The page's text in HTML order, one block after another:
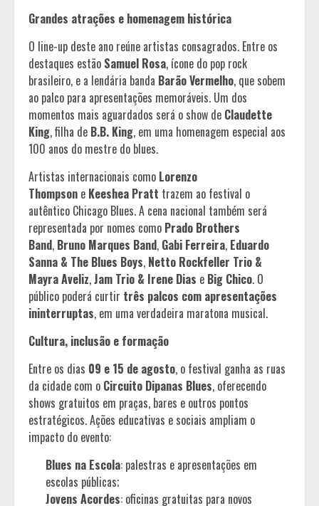
Grandes atrações e homenagem histórica
O line-up deste ano reúne artistas consagrados. Entre os
destaques estão Samuel Rosa, ícone do pop rock
brasileiro, e a lendária banda Barão Vermelho, que sobem
ao palco para apresentações memoráveis. Um dos
momentos mais aguardados será o show de Claudette
King, filha de B.B. King, em uma homenagem especial aos
100 anos do mestre do blues.
Artistas internacionais como Lorenzo
Thompson e Keeshea Pratt trazem ao festival o
autêntico Chicago Blues. A cena nacional também será
representada por nomes como Prado Brothers
Band, Bruno Marques Band, Gabi Ferreira, Eduardo
Sanna & The Blues Boys, Netto Rockfeller Trio &
Mayra Aveliz,Jam Trio & Irene Dias e Big Chico. O
público poderá curtir três palcos com apresentações
ininterruptas, em uma verdadeira maratona musical.
Cultura, inclusão e formação
Entre os dias 09 e 15 de agosto, o festival ganha as ruas
da cidade com o Circuito Dipanas Blues, oferecendo
shows gratuitos em praças, bares e outros pontos
estratégicos. Ações educativas e sociais ampliam o
impacto do evento:
Blues na Escola: palestras e apresentações em
escolas públicas;
Jovens Acordes: oficinas gratuitas para novos